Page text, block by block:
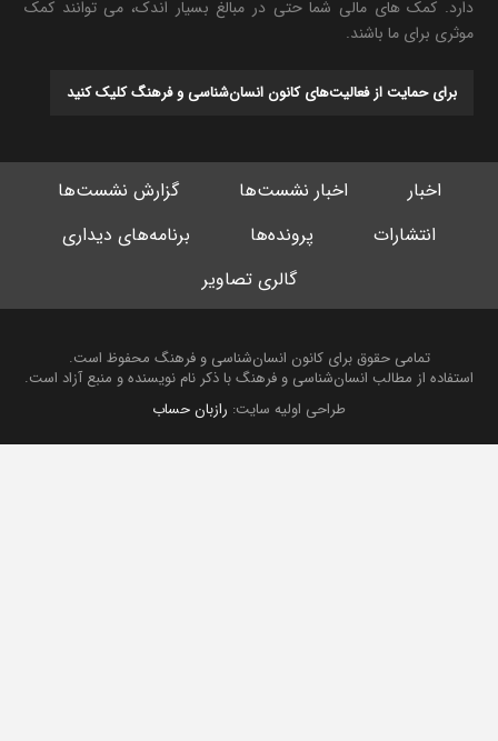
دارد. کمک های مالی شما حتی در مبالغ بسیار اندک، می توانند کمک
موثری برای ما باشند.
برای حمایت از فعالیت‌های کانون انسان‌شناسی و فرهنگ کلیک کنید
اخبار اخبار نشست‌ها
گزارش نشست‌ها
انتشارات
پرونده‌ها
برنامه‌های دیداری
گالری تصاویر
تمامی حقوق برای کانون انسان‌شناسی و فرهنگ محفوظ است.
استفاده از مطالب انسان‌شناسی و فرهنگ با ذکر نام نویسنده و منبع آزاد است.
طراحی اولیه سایت:رازبان حساب